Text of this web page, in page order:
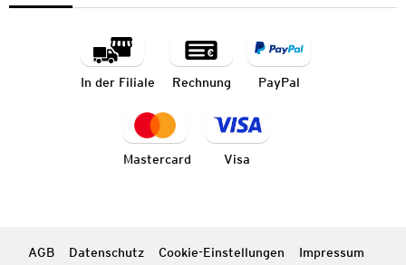
In der Filiale Rechnung PayPal
Mastercard Visa
AGB Datenschutz Cookie-Einstellungen
Impressum